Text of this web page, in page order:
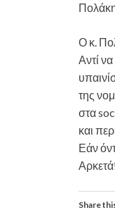
Ο κ.
Αντί
της
στα
και
Εάν
Share